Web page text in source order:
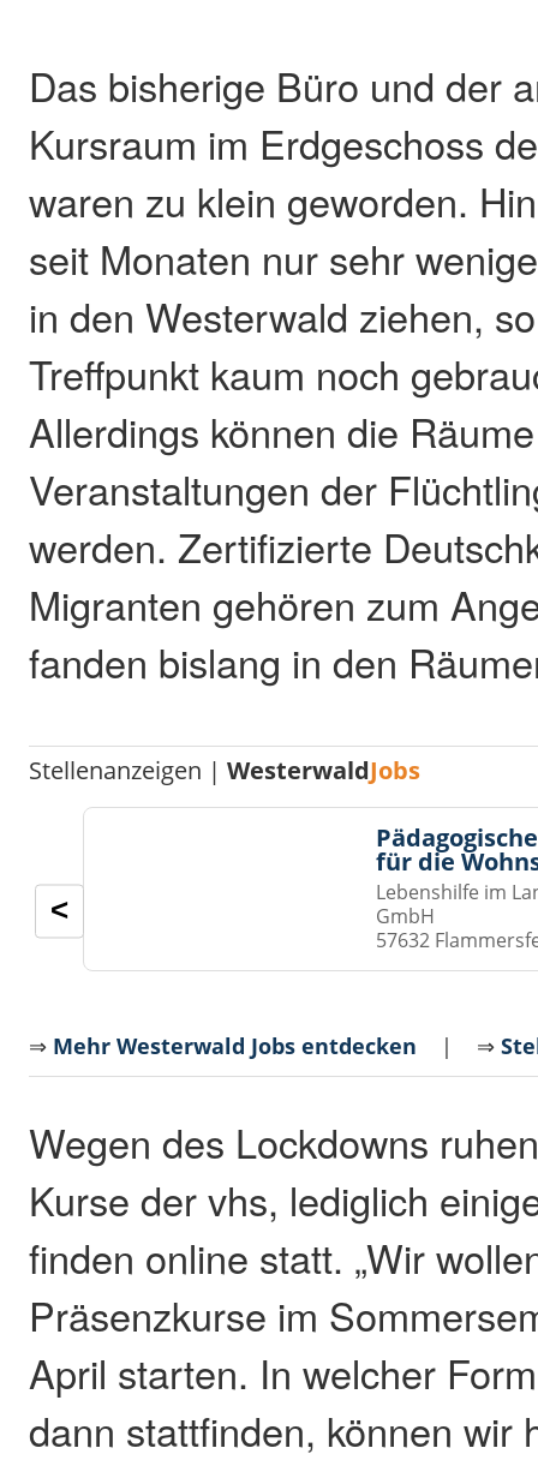
Das bisherige Büro und der
Kursraum im Erdgeschoss
waren zu klein geworden.
seit Monaten nur sehr
in den Westerwald ziehen,
Treffpunkt kaum noch
Allerdings können die
Veranstaltungen der
werden. Zertifizierte
Migranten gehören zum
fanden bislang in den
Stellenanzeigen |WesterwaldJobs
für die
Lebenshilfe im
GmbH
57632
<
⇒ Mehr Westerwald Jobs entdecken | ⇒
Wegen des Lockdowns
Kurse der vhs, lediglich
finden online statt. „Wir
Präsenzkurse im
April starten. In welcher
dann stattfinden, können wir